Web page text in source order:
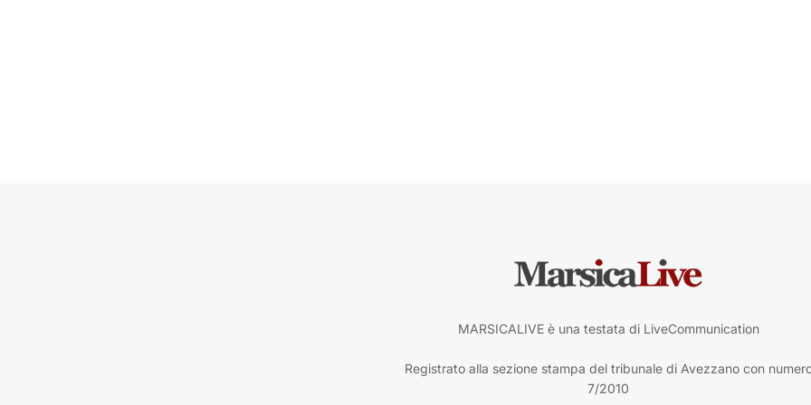
MARSICALIVE è una testata di LiveCommunication
Registrato alla sezione stampa del tribunale di Avezzano con
7/2010